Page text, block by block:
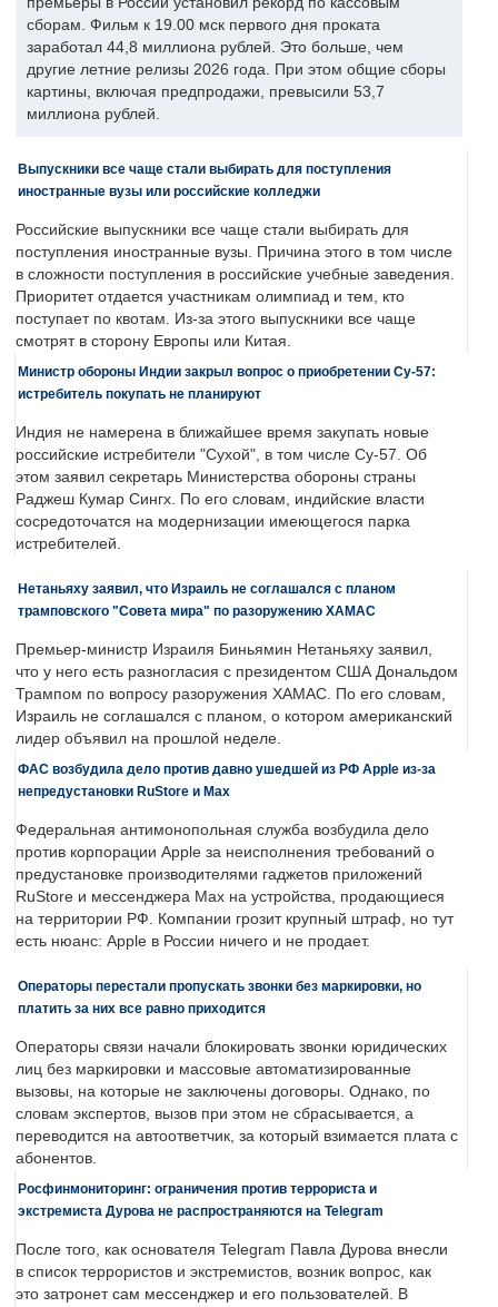
сборам. Фильм к 19.00 мск первого дня проката
заработал 44,8 миллиона рублей. Это больше, чем
другие летние релизы 2026 года. При этом общие сборы
картины, включая предпродажи, превысили 53,7
миллиона рублей.
Выпускники все чаще стали выбирать для поступления
иностранные вузы или российские колледжи
Российские выпускники все чаще стали выбирать для
поступления иностранные вузы. Причина этого в том числе
в сложности поступления в российские учебные заведения.
Приоритет отдается участникам олимпиад и тем, кто
поступает по квотам. Из-за этого выпускники все чаще
смотрят в сторону Европы или Китая.
Министр обороны Индии закрыл вопрос о приобретении Су-57:
истребитель покупать не планируют
Индия не намерена в ближайшее время закупать новые
российские истребители "Сухой", в том числе Су-57. Об
этом заявил секретарь Министерства обороны страны
Раджеш Кумар Сингх. По его словам, индийские власти
сосредоточатся на модернизации имеющегося парка
истребителей.
Нетаньяху заявил, что Израиль не соглашался с планом
трамповского "Совета мира" по разоружению ХАМАС
Премьер-министр Израиля Биньямин Нетаньяху заявил,
что у него есть разногласия с президентом США Дональдом
Трампом по вопросу разоружения ХАМАС. По его словам,
Израиль не соглашался с планом, о котором американский
лидер объявил на прошлой неделе.
ФАС возбудила дело против давно ушедшей из РФ Apple из-за
непредустановки RuStore и Max
Федеральная антимонопольная служба возбудила дело
против корпорации Apple за неисполнения требований о
предустановке производителями гаджетов приложений
RuStore и мессенджера Max на устройства, продающиеся
на территории РФ. Компании грозит крупный штраф, но тут
есть нюанс: Apple в России ничего и не продает.
Операторы перестали пропускать звонки без маркировки, но
платить за них все равно приходится
Операторы связи начали блокировать звонки юридических
лиц без маркировки и массовые автоматизированные
вызовы, на которые не заключены договоры. Однако, по
словам экспертов, вызов при этом не сбрасывается, а
переводится на автоответчик, за который взимается плата с
абонентов.
Росфинмониторинг: ограничения против террориста и
экстремиста Дурова не распространяются на Telegram
После того, как основателя Telegram Павла Дурова внесли
в список террористов и экстремистов, возник вопрос, как
это затронет сам мессенджер и его пользователей. В